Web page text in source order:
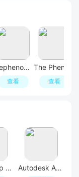
thephenomenon内置菜单版
查看 查看
Photoshop 2026完整破解版 Autodesk AutoCAD 2022中文激活版